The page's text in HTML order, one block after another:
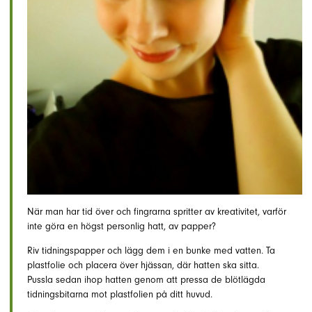
När man har tid över och fingrarna spritter av kreativitet, varför
inte göra en högst personlig hatt, av papper?
Riv tidningspapper och lägg dem i en bunke med vatten. Ta
plastfolie och placera över hjässan, där hatten ska sitta.
Pussla sedan ihop hatten genom att pressa de blötlägda
tidningsbitarna mot plastfolien på ditt huvud.